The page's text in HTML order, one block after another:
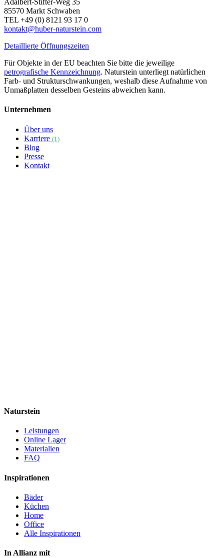
Adalbert-Stifter-Weg 35
85570 Markt Schwaben
TEL +49 (0) 8121 93 17 0
kontakt@huber-naturstein.com
Detaillierte Öffnungszeiten
Für Objekte in der EU beachten Sie bitte die jeweilige
petrografische Kennzeichnung. Naturstein unterliegt natürlichen
Farb- und Strukturschwankungen, weshalb diese Aufnahme von
Unmaßplatten desselben Gesteins abweichen kann.
Unternehmen
Über uns
Karriere (1)
Blog
Presse
Kontakt
Naturstein
Leistungen
Online Lager
Materialien
FAQ
Inspirationen
Bäder
Küchen
Home
Office
Alle Inspirationen
In Allianz mit